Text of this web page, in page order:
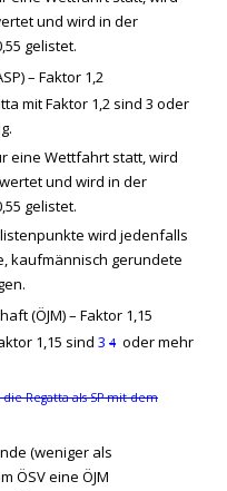
und wird in der
gelistet.
– Faktor 1,2
mit Faktor 1,2 sind 3 oder
eine Wettfahrt statt, wird
und wird in der
gelistet.
wird jedenfalls
kaufmännisch gerundete
(ÖJM) – Faktor 1,15
1,15 sind 3 4 oder mehr
Regatta als SP mit dem
(weniger als
ÖSV eine ÖJM